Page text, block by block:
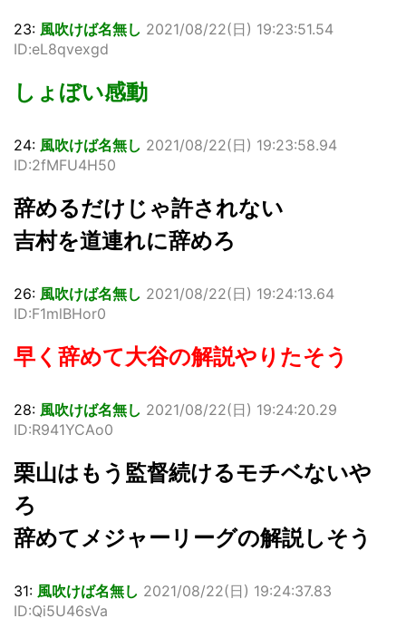
23: 風吹けば名無し 2021/08/22(日) 19:23:51.54
ID:eL8qvexgd
しょぼい感動
24: 風吹けば名無し 2021/08/22(日) 19:23:58.94
ID:2fMFU4H50
辞めるだけじゃ許されない
吉村を道連れに辞めろ
26: 風吹けば名無し 2021/08/22(日) 19:24:13.64
ID:F1mlBHor0
早く辞めて大谷の解説やりたそう
28: 風吹けば名無し 2021/08/22(日) 19:24:20.29
ID:R941YCAo0
栗山はもう監督続けるモチベないや
ろ
辞めてメジャーリーグの解説しそう
31: 風吹けば名無し 2021/08/22(日) 19:24:37.83
ID:Qi5U46sVa